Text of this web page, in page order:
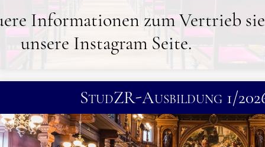
zum Vertrieb siehe
Seite.
StudZR-Ausbildung 1/